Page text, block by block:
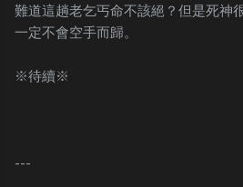
難道這趟老乞丐命不該絕？但是死神
一定不會空手而歸。
※待續※
---